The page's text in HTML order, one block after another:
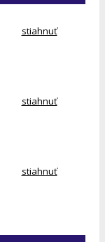
stiahnuť
stiahnuť
stiahnuť